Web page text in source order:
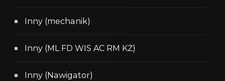
Inny (mechanik)
Inny (ML FD WIS AC RM KŻ)
Inny (Nawigator)